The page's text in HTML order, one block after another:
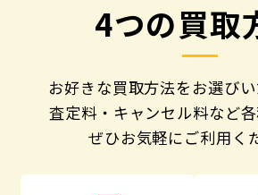
4つの買取
お好きな買取方法をお選びい
査定料・キャンセル料など各
ぜひお気軽にご利用く